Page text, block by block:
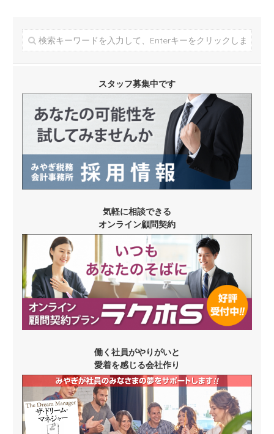
スタッフ募集中です
気軽に相談できる
オンライン顧問契約
働く社員がやりがいと
愛着を感じる会社作り